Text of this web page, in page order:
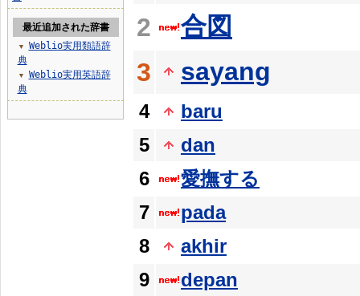
2
合図
3
sayang
4
baru
5
dan
6
愛撫する
7
pada
8
akhir
9
depan
最近追加された辞書
▼
Weblio実用類語辞
典
▼
Weblio実用英語辞
典